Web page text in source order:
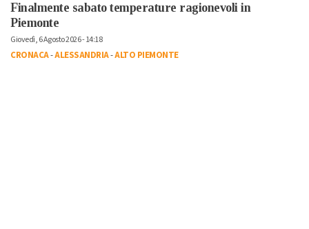
Finalmente sabato temperature ragionevoli in
Piemonte
Giovedì, 6 Agosto 2026 - 14:18
CRONACA-ALESSANDRIA-ALTO PIEMONTE